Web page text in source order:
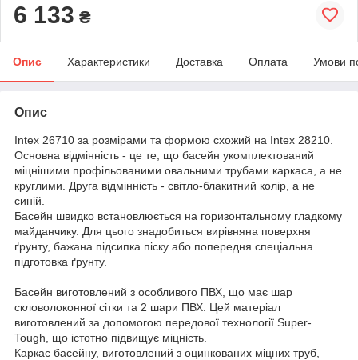
6 133 ₴
Опис Характеристики Доставка Оплата Умови
Опис
Intex 26710 за розмірами та формою схожий на Intex 28210.
Основна відмінність - це те, що басейн укомплектований
міцнішими профільованими овальними трубами каркаса, а не
круглими. Друга відмінність - світло-блакитний колір, а не
синій.
Басейн швидко встановлюється на горизонтальному гладкому
майданчику. Для цього знадобиться вирівняна поверхня
ґрунту, бажана підсипка піску або попередня спеціальна
підготовка ґрунту.
Басейн виготовлений з особливого ПВХ, що має шар
скловолоконної сітки та 2 шари ПВХ. Цей матеріал
виготовлений за допомогою передової технології Super-
Tough, що істотно підвищує міцність.
Каркас басейну, виготовлений з оцинкованих міцних труб,